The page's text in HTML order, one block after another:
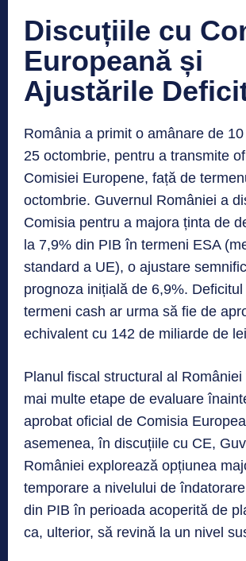
Discuțiile cu
Europeană și
Ajustările
România a primit o amânare de
25 octombrie, pentru a transmite
Comisiei Europene, față de
octombrie. Guvernul României a
Comisia pentru a majora ținta de
la 7,9% din PIB în termeni ESA
standard a UE), o ajustare
prognoza inițială de 6,9%.
termeni cash ar urma să fie de
echivalent cu 142 de miliarde de
Planul fiscal structural al
mai multe etape de evaluare
aprobat oficial de Comisia
asemenea, în discuțiile cu CE,
României explorează opțiunea
temporare a nivelului de
din PIB în perioada acoperită de
ca, ulterior, să revină la un nivel